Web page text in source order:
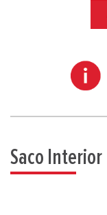
Saco Interior